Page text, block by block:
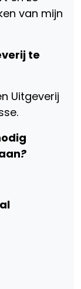
van mijn
te
Uitgeverij
?